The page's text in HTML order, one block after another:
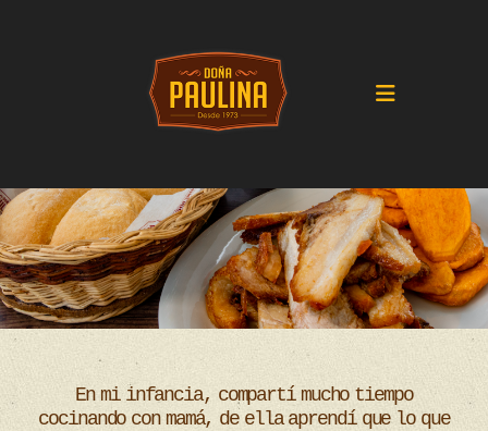
En mi infancia, compartí mucho tiempo
cocinando con mamá, de ella aprendí que lo que